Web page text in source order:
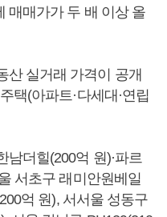
매매가가 두 배 이상 올
산 실거래 가격이 공개
택(아파트·다세대·연립
남더힐(200억 원)·파르
서초구 래미안원베일
억 원), 서서울 성동구